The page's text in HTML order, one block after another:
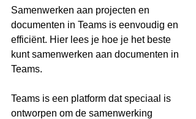
Samenwerken aan projecten en
documenten in Teams is eenvoudig en
efficiënt. Hier lees je hoe je het beste
kunt samenwerken aan documenten in
Teams.
Teams is een platform dat speciaal is
ontworpen om de samenwerking